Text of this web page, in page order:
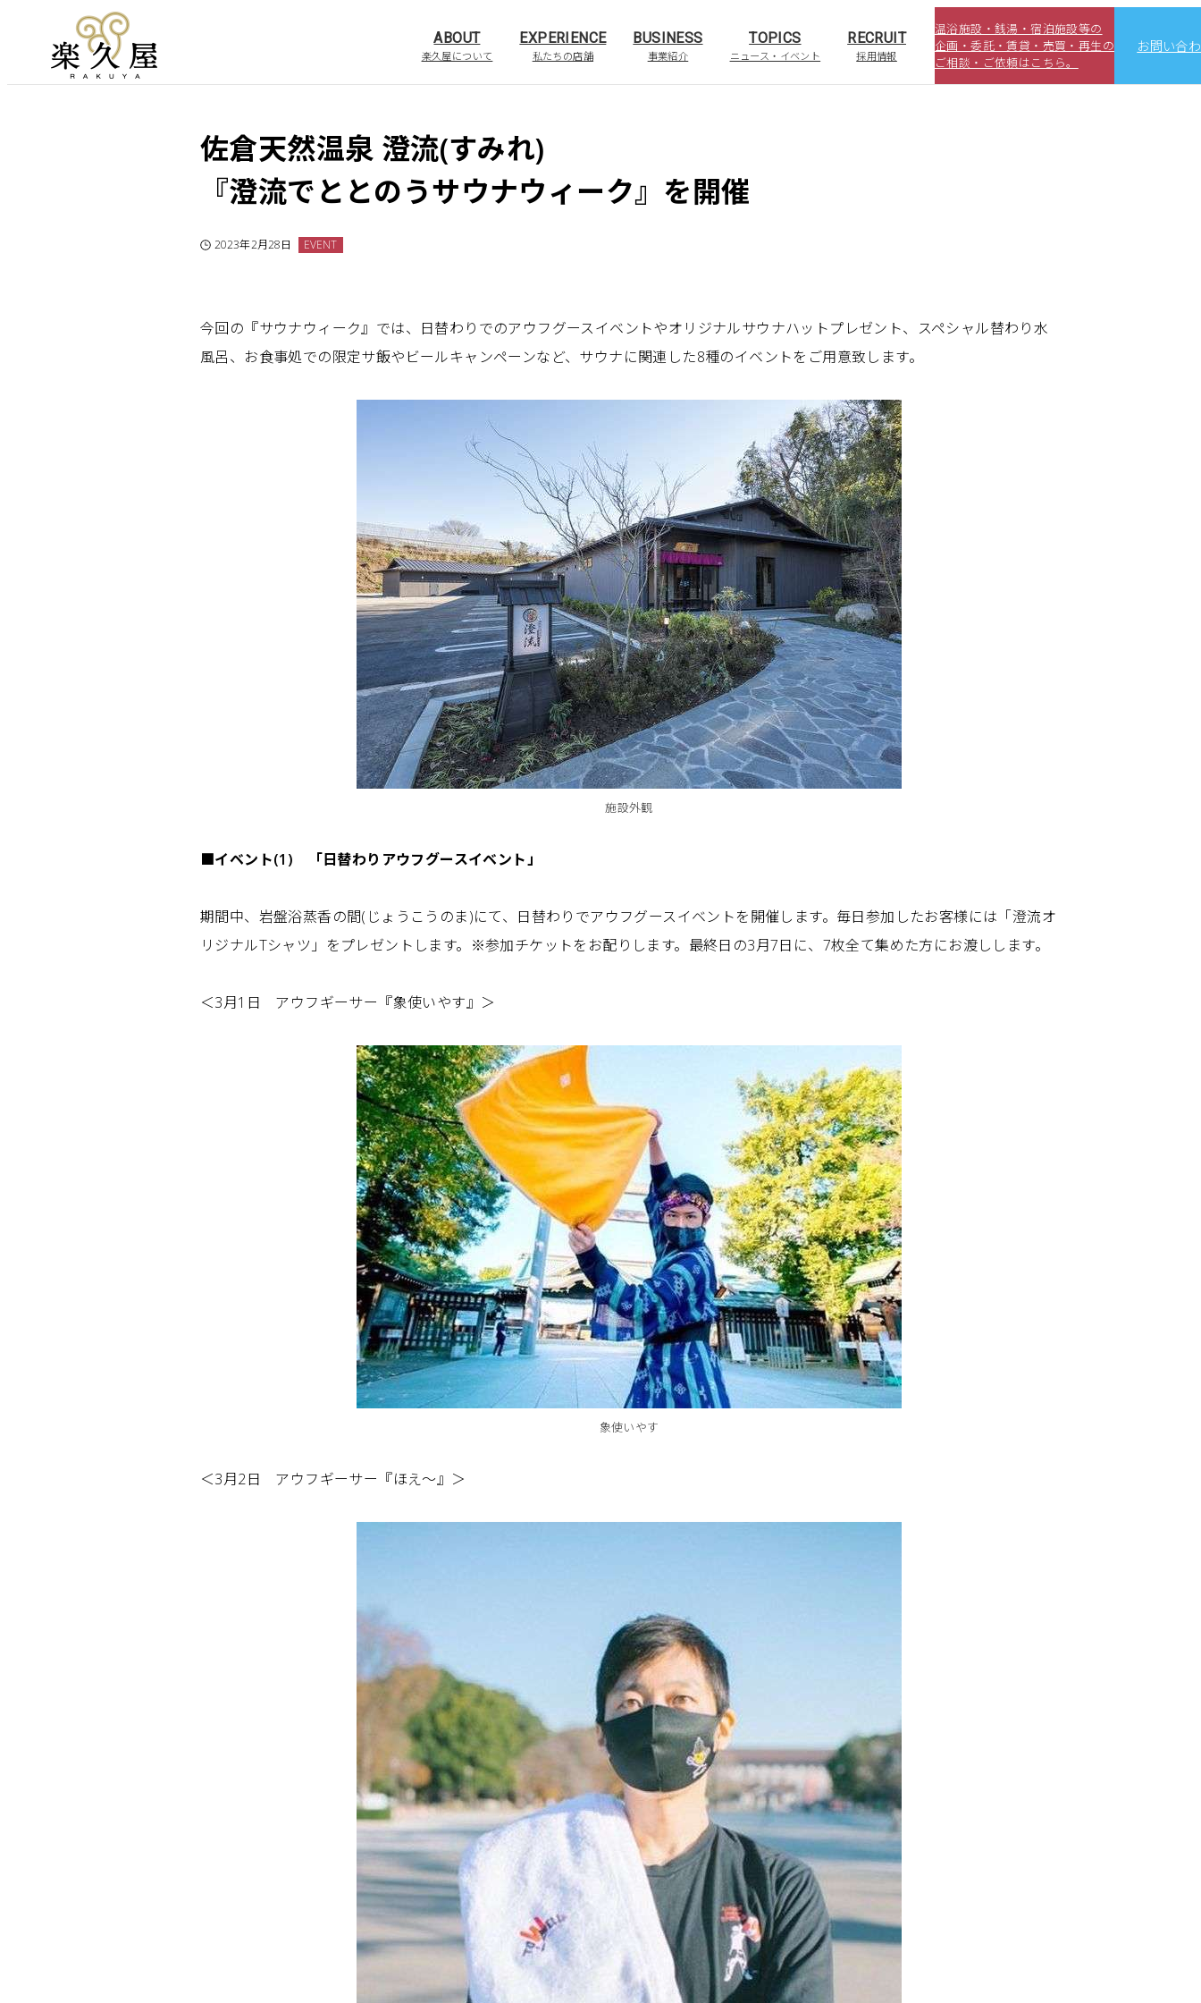
ABOUT
楽久屋について
EXPERIENCE
私たちの店舗
BUSINESS
事業紹介
TOPICS
ニュース・イベント
RECRUIT
採用情報
温浴施設・銭湯・宿泊施設等の
企画・委託・賃貸・売買・再生の
ご相談・ご依頼はこちら。
お問い合
佐倉天然温泉 澄流(すみれ)
『澄流でととのうサウナウィーク』を開催
2023年2月28日 EVENT
今回の『サウナウィーク』では、日替わりでのアウフグースイベントやオリジナルサウナハットプレゼント、スペシャル替わり水
風呂、お食事処での限定サ飯やビールキャンペーンなど、サウナに関連した8種のイベントをご用意致します。
施設外観
■イベント(1) 「日替わりアウフグースイベント」
期間中、岩盤浴蒸香の間(じょうこうのま)にて、日替わりでアウフグースイベントを開催します。毎日参加したお客様には「澄流オ
リジナルTシャツ」をプレゼントします。※参加チケットをお配りします。最終日の3月7日に、7枚全て集めた方にお渡しします。
＜3月1日 アウフギーサー『象使いやす』＞
象使いやす
＜3月2日 アウフギーサー『ほえ～』＞